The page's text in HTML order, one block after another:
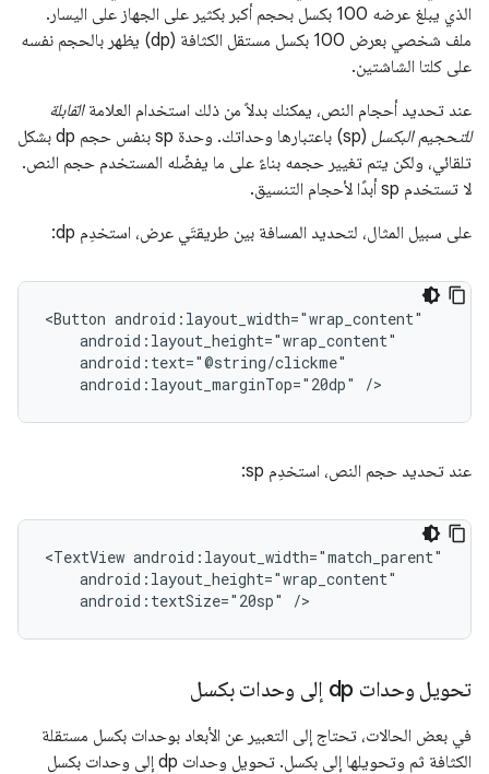
الذي يبلغ عرضه 100 بكسل بحجم أكبر بكثير على الجهاز على اليسار.
ملف شخصي بعرض 100 بكسل مستقل الكثافة (dp) يظهر بالحجم نفسه
على كلتا الشاشتين.
عند تحديد أحجام النص، يمكنك بدلاً من ذلك استخدام العلامةالقابلة
للتحجيم البكسل
(sp) باعتبارها وحداتك. وحدة sp بنفس حجم dp بشكل
تلقائي، ولكن يتم تغيير حجمه بناءً على ما يفضّله المستخدم حجم النص.
لا تستخدم sp أبدًا لأحجام التنسيق.
على سبيل المثال، لتحديد المسافة بين طريقتَي عرض، استخدِم dp:
<Button
android:layout_marginTop="20dp"
/>
عند تحديد حجم النص، استخدِم sp:
<TextView
android:textSize="20sp"
/>
تحويل وحدات dp إلى وحدات بكسل
في بعض الحالات، تحتاج إلى التعبير عن الأبعاد بوحدات بكسل مستقلة
الكثافة ثم وتحويلها إلى بكسل. تحويل وحدات dp إلى وحدات بكسل